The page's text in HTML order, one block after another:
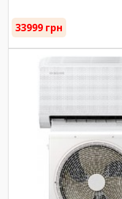
33999 грн